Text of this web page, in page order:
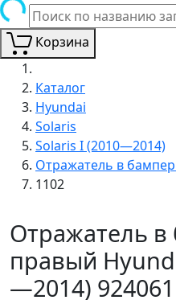
Корзина
Каталог
Hyundai
Solaris
Solaris I (2010—2014)
Отражатель в
1102
Отражатель в
правый
—2014)